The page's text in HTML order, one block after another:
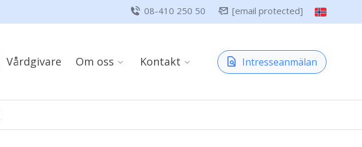
08-410 250 50 [email protected]
Vårdgivare Om oss Kontakt Intresseanmälan